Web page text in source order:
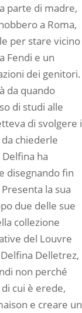
parte di madre,
a Roma,
per stare vicino
Fendi e un
dei genitori.
da quando
di studi alle
di svolgere i
chiederle
ha
disegnando fin
la sua
due delle sue
collezione
del Louvre
Delletrez,
non perché
cui è erede,
e creare un